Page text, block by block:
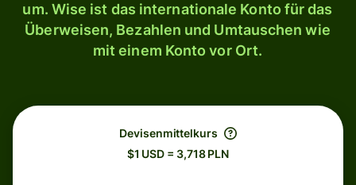
um. Wise ist das internationale Konto für das
Überweisen, Bezahlen und Umtauschen wie
mit einem Konto vor Ort.
Devisenmittelkurs
$1 USD = 3,718 PLN